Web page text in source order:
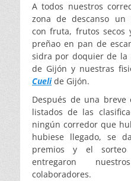
A todos nuestros
zona de descanso un
con fruta, frutos secos
preñao en pan de
sidra por doquier de la
de Gijón y nuestras
Cuelide Gijón.
Después de una
listados de las
ningún corredor que
hubiese llegado, se
premios y el
entregaron
colaboradores.